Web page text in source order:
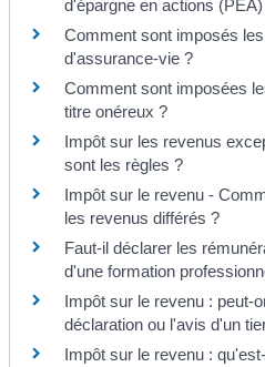
d'épargne en actions
Comment sont imposés
d'assurance-vie ?
Comment sont imposées
titre onéreux ?
Impôt sur les revenus
sont les règles ?
Impôt sur le revenu -
les revenus différés ?
Faut-il déclarer les
d'une formation
Impôt sur le revenu : peut-
déclaration ou l'avis d'un
Impôt sur le revenu :